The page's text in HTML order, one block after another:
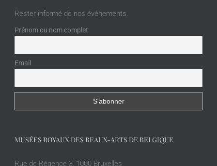
Rester informé de nos événements.
Prénom ou nom complet
Email
MUSÉES ROYAUX DES BEAUX-ARTS DE BELGIQUE
Rue de Régence 3, 1000 Bruxelles